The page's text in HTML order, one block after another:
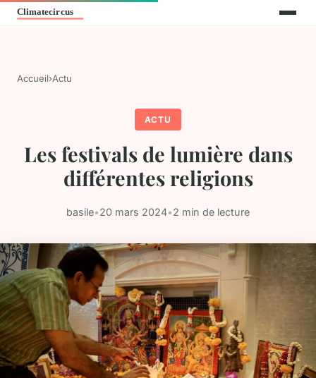
Accueil›Actu
ACTU
Les festivals de lumière dans
différentes religions
basile•20 mars 2024•2 min de lecture